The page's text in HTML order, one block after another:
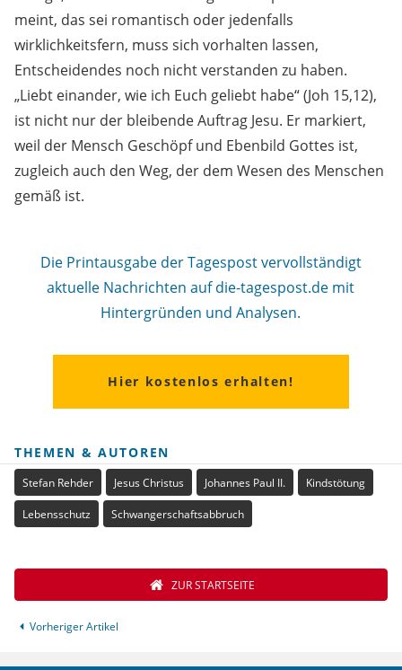
meint, das sei romantisch oder jedenfalls
wirklichkeitsfern, muss sich vorhalten lassen,
Entscheidendes noch nicht verstanden zu haben.
„Liebt einander, wie ich Euch geliebt habe“ (Joh 15,12),
ist nicht nur der bleibende Auftrag Jesu. Er markiert,
weil der Mensch Geschöpf und Ebenbild Gottes ist,
zugleich auch den Weg, der dem Wesen des Menschen
gemäß ist.
Die Printausgabe der Tagespost vervollständigt
aktuelle Nachrichten auf die-tagespost.de mit
Hintergründen und Analysen.
Hier kostenlos erhalten!
THEMEN & AUTOREN
Stefan Rehder Jesus Christus Johannes Paul II. Kindstötung
Lebensschutz Schwangerschaftsabbruch
Vorheriger Artikel
ZUR STARTSEITE